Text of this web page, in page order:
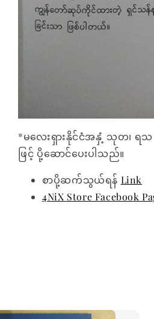
*မလေးရှားနိုင်ငံအနှံ့ သုတ၊ ရသ
ဖြင့် ပို့ဆောင်ပေးပါသည်။
စာပို့ဆက်သွယ်ရန် Link
4NiX Store Facebook